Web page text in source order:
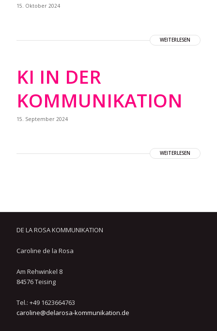
15. Oktober 2024
WEITERLESEN
KI IN DER
KOMMUNIKATION
15. September 2024
WEITERLESEN
DE LA ROSA KOMMUNIKATION
Caroline de la Rosa
Am Rehwinkel 8
84576 Teising
Tel.: +49 1623664763
caroline@delarosa-kommunikation.de